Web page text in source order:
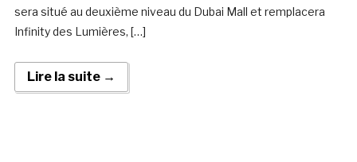
sera situé au deuxième niveau du Dubai Mall et remplacera
Infinity des Lumières, […]
Lire la suite →